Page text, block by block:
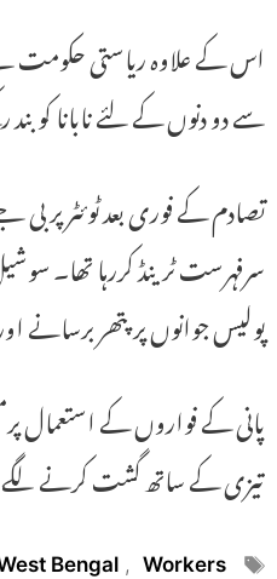
سے دو دنوں کے لئے نابانا کوبند
تصادم کے فوری بعد ٹوئٹر پر
سرفہرست ٹرینڈ کررہا تھا۔
پولیس جوانوں پر پتھر برسانے
پانی کے فواروں کے استعمال
تیزی کے ساتھ گشت کرنے لگے
Tags
Bengal , Workers